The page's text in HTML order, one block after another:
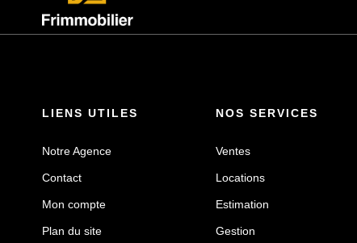
LIENS UTILES
Notre Agence
Contact
Mon compte
Plan du site
NOS SERVICES
Ventes
Locations
Estimation
Gestion